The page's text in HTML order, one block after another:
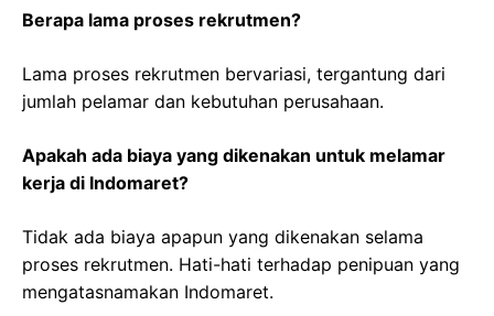
Berapa lama proses rekrutmen?
Lama proses rekrutmen bervariasi, tergantung dari
jumlah pelamar dan kebutuhan perusahaan.
Apakah ada biaya yang dikenakan untuk melamar
kerja di Indomaret?
Tidak ada biaya apapun yang dikenakan selama
proses rekrutmen. Hati-hati terhadap penipuan yang
mengatasnamakan Indomaret.